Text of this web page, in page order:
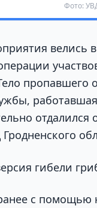
Фото:
велись
пропавшего
отдалился
гибели
с помощью